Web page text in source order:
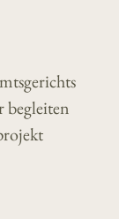
begleiten